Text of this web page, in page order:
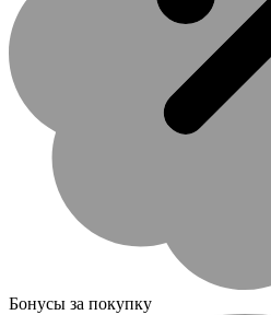
Бонусы за покупку